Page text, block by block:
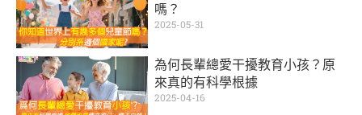
嗎？
2025-05-31
為何長輩總愛干擾教育小孩？原
來真的有科學根據
2025-04-16